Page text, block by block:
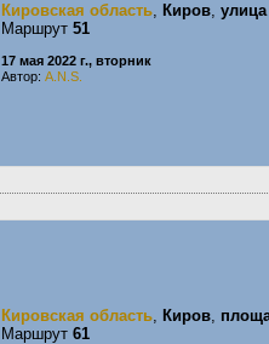
Кировская область, Киров,
Маршрут 51
17 мая 2022 г., вторник
Автор: A.N.S.
Кировская область, Киров,
Маршрут 61